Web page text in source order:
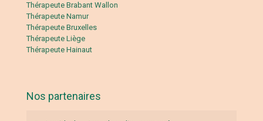
Thérapeute Brabant Wallon
Thérapeute Namur
Thérapeute Bruxelles
Thérapeute Liège
Thérapeute Hainaut
Nos partenaires